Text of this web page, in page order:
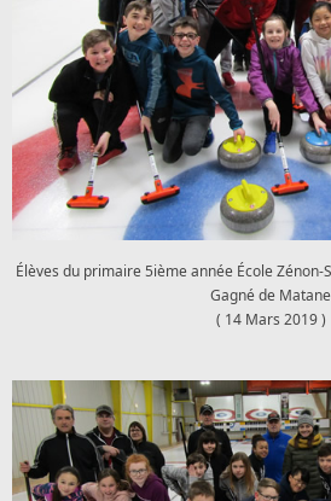
Élèves du primaire 5ième année École
Gagné de Matane
( 14 Mars 2019 )